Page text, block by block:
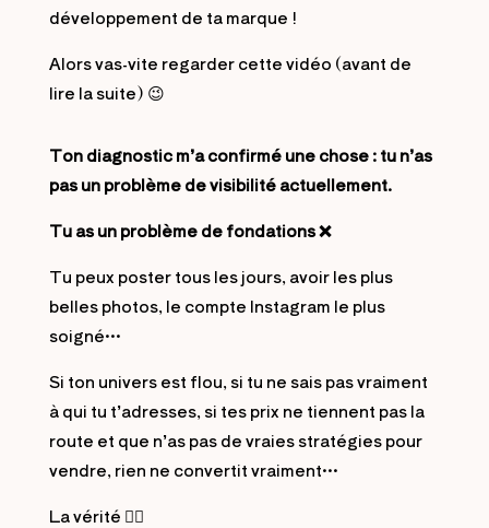
développement de ta marque !
Alors vas-vite regarder cette vidéo (avant de
lire la suite) 😉
Ton diagnostic m’a confirmé une chose : tu n’as
pas un problème de visibilité actuellement.
Tu as un problème de fondations ❌
Tu peux poster tous les jours, avoir les plus
belles photos, le compte Instagram le plus
soigné…
Si ton univers est flou, si tu ne sais pas vraiment
à qui tu t’adresses, si tes prix ne tiennent pas la
route et que n’as pas de vraies stratégies pour
vendre, rien ne convertit vraiment…
La vérité 👇🏻